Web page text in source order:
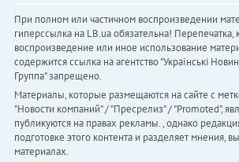
При полном или частичном воспроизведении
гиперссылка на LB.ua обязательна! Перепечатка,
воспроизведение или иное использование
содержится ссылка на агентство "Українськi
Группа" запрещено.
Материалы, которые размещаются на сайте с
"Новости компаний" / "Пресрелиз" / "Promoted",
публикуются на правах рекламы. , однако
подготовке этого контента и разделяет мнения,
материалах.